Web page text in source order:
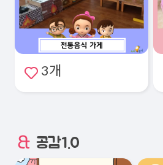
3개
공감1.0